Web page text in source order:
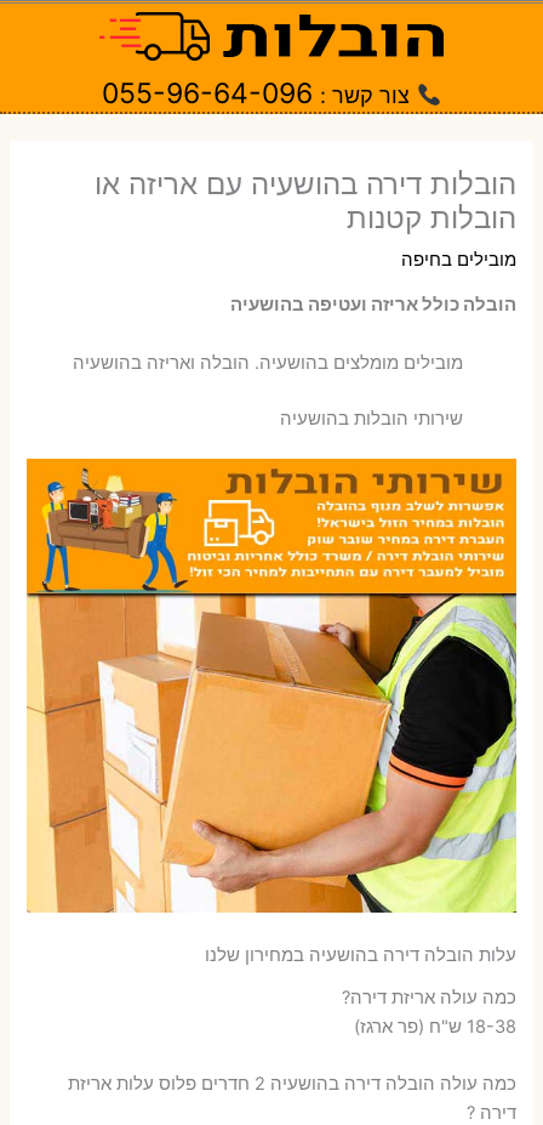
צור קשר : 055-96-64-096
הובלות דירה בהושעיה עם אריזה או
הובלות קטנות
מובילים בחיפה
הובלה כולל אריזה ועטיפה בהושעיה
‫מובילים מומלצים בהושעיה. הובלה ואריזה בהושעיה
שירותי הובלות בהושעיה
עלות הובלה דירה בהושעיה במחירון שלנו
כמה עולה אריזת דירה​?
18-38 ש"ח (פר ארגז)
כמה עולה הובלה דירה בהושעיה 2 חדרים פלוס עלות אריזת
דירה ?